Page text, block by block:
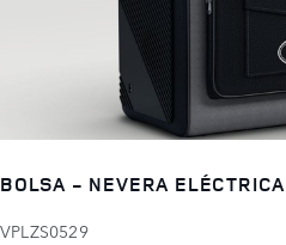
BOLSA - NEVERA ELÉCTRICA
VPLZS0529